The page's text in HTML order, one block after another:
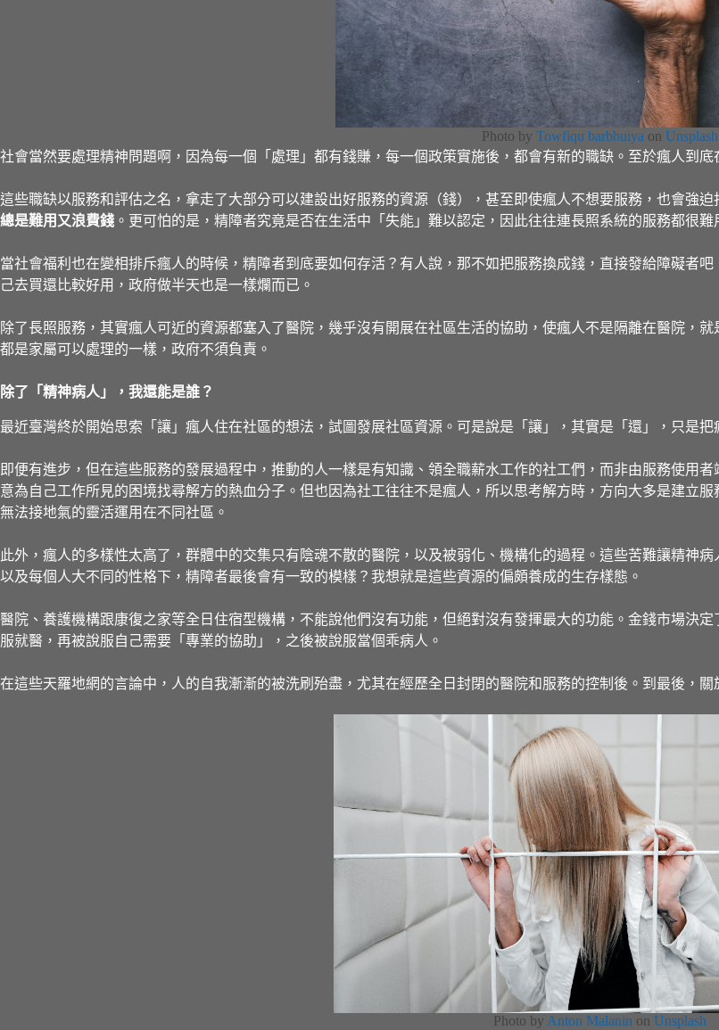
Photo by Towfiqu barbhuiya on Unsplash
社會當然要處理精神問題啊，因為每一個「處理」都有錢賺，每一個政策實施後，都會有新的職缺。至於瘋人到
這些職缺以服務和評估之名，拿走了大部分可以建設出好服務的資源（錢），甚至即使瘋人不想要服務，也會強
總是難用又浪費錢 。更可怕的是，精障者究竟是否在生活中「失能」難以認定，因此往往連長照系統的服務都很難
當社會福利也在變相排斥瘋人的時候，精障者到底要如何存活？有人說，那不如把服務換成錢，直接發給障礙者吧
己去買還比較好用，政府做半天也是一樣爛而已。
除了長照服務，其實瘋人可近的資源都塞入了醫院，幾乎沒有開展在社區生活的協助，使瘋人不是隔離在醫院，
都是家屬可以處理的一樣，政府不須負責。
除了「精神病人」，我還能是誰？
最近臺灣終於開始思索「讓」瘋人住在社區的想法，試圖發展社區資源。可是說是「讓」，其實是「還」，只是把
即便有進步，但在這些服務的發展過程中，推動的人一樣是有知識、領全職薪水工作的社工們，而非由服務使用
意為自己工作所見的困境找尋解方的熱血分子。但也因為社工往往不是瘋人，所以思考解方時，方向大多是建立
無法接地氣的靈活運用在不同社區。
此外，瘋人的多樣性太高了，群體中的交集只有陰魂不散的醫院，以及被弱化、機構化的過程。這些苦難讓精神
以及每個人大不同的性格下，精障者最後會有一致的模樣？我想就是這些資源的偏頗養成的生存樣態。
醫院、養護機構跟康復之家等全日住宿型機構，不能說他們沒有功能，但絕對沒有發揮最大的功能。金錢市場決
服就醫，再被說服自己需要「專業的協助」，之後被說服當個乖病人。
在這些天羅地網的言論中，人的自我漸漸的被洗刷殆盡，尤其在經歷全日封閉的醫院和服務的控制後。到最後，
Photo by Anton Malanin on Unsplash